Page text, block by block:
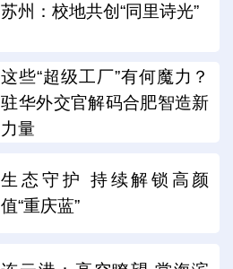
苏州：校地共创“同里诗光”
这些“超级工厂”有何魔力？
驻华外交官解码合肥智造新
力量
生态守护 持续解锁高颜
值“重庆蓝”